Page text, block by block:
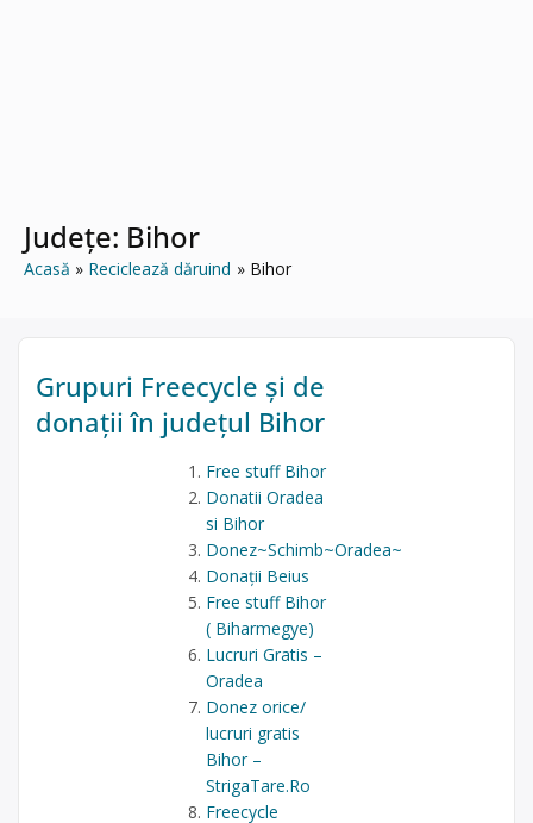
Județe: Bihor
Acasă Reciclează dăruind Bihor
Grupuri Freecycle și de
donații în județul Bihor
Free stuff Bihor
Donatii Oradea
si Bihor
Donez~Schimb~Oradea~
Donații Beius
Free stuff Bihor
( Biharmegye)
Lucruri Gratis –
Oradea
Donez orice/
lucruri gratis
Bihor –
StrigaTare.Ro
Freecycle